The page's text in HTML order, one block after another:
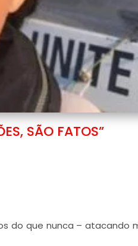
SÃO FATOS”
do que nunca – atacando